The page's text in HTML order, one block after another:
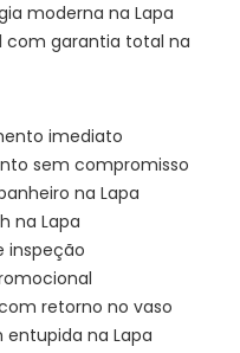
moderna na Lapa
com garantia total na
imediato
sem compromisso
na Lapa
na Lapa
inspeção
retorno no vaso
na Lapa